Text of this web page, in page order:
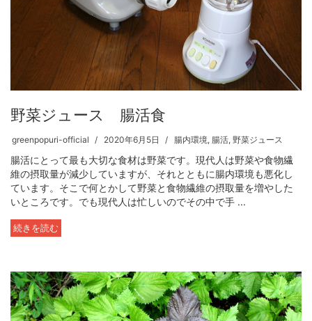
野菜ジュース 腸活食
greenpopuri-official 2020年6月5日 腸内環境, 腸活, 野菜ジュース
腸活にとって最も大切な食材は野菜です。現代人は野菜や食物繊
維の摂取量が減少していますが、それとともに腸内環境も悪化し
ています。そこで何とかして野菜と食物繊維の摂取量を増やした
いところです。でも現代人は忙しいのでその中で手 ...
続きを読む